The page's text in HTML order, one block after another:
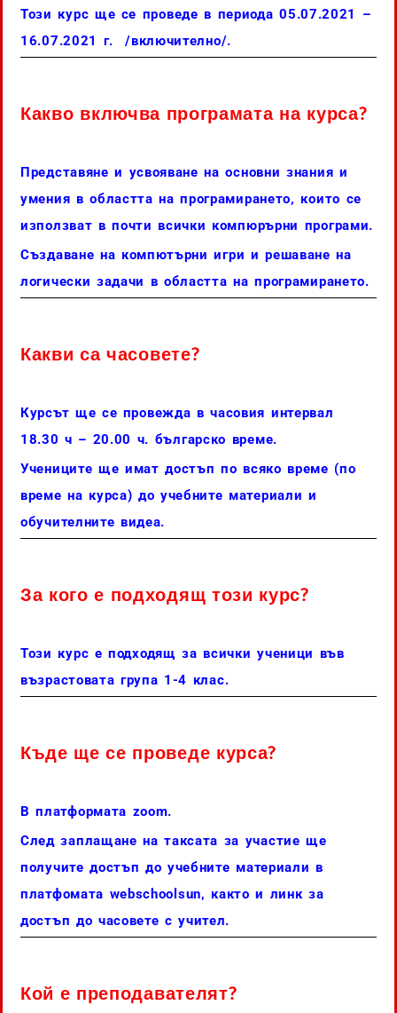
Този курс ще се проведе в периода 05.07.2021 –
16.07.2021 г. /включително/.
Какво включва програмата на курса?
Представяне и усвояване на основни знания и
умения в областта на програмирането, които се
използват в почти всички компюрърни програми.
Създаване на компютърни игри и решаване на
логически задачи в областта на програмирането.
Какви са часовете?
Курсът ще се провежда в часовия интервал
18.30 ч – 20.00 ч. българско време.
Учениците ще имат достъп по всяко време (по
време на курса) до учебните материали и
обучителните видеа.
За кого е подходящ този курс?
Този курс е подходящ за всички ученици във
възрастовата група 1-4 клас.
Къде ще се проведе курса?
В платформата zoom.
След заплащане на таксата за участие ще
получите достъп до учебните материали в
платфомата webschoolsun, както и линк за
достъп до часовете с учител.
Кой е преподавателят?